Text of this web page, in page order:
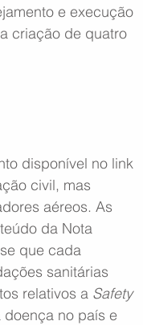
e execução
criação de quatro
disponível no link
civil, mas
aéreos. As
da Nota
que cada
sanitárias
relativos a Safety
no país e